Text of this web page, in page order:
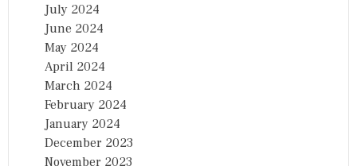
July 2024
June 2024
May 2024
April 2024
March 2024
February 2024
January 2024
December 2023
November 2023